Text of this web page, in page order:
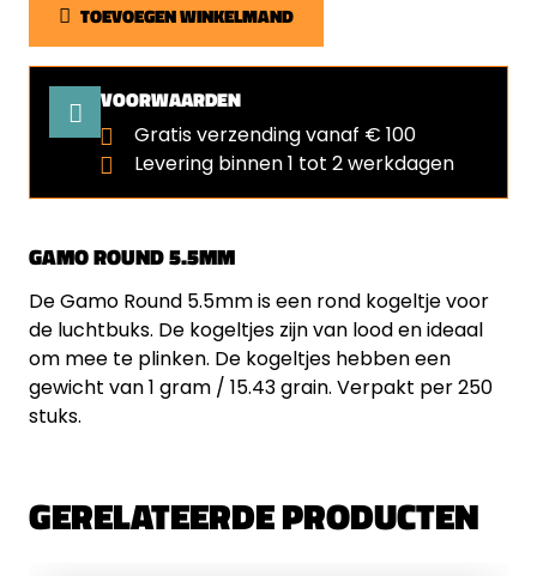
GAMO ROUND 5.5MM
De Gamo Round 5.5mm is een rond kogeltje voor
de luchtbuks. De kogeltjes zijn van lood en ideaal
om mee te plinken. De kogeltjes hebben een
gewicht van 1 gram / 15.43 grain. Verpakt per 250
stuks.
TOEVOEGEN WINKELMAND
VOORWAARDEN
Gratis verzending vanaf € 100
Levering binnen 1 tot 2 werkdagen
GERELATEERDE PRODUCTEN